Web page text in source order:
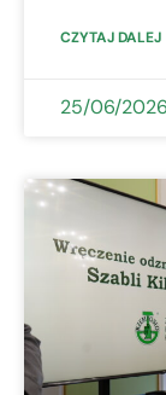
CZYTAJ DALEJ
25/06/2026